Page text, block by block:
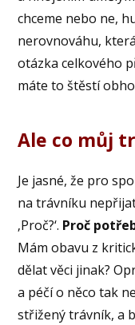
chceme nebo ne,
nerovnováhu,
otázka celkového
máte to štěstí
Ale co můj
Je jasné, že pro
na trávníku
‚Proč?‘. Proč
Mám obavu z
dělat věci jinak?
a péčí o něco tak
střižený trávník, a